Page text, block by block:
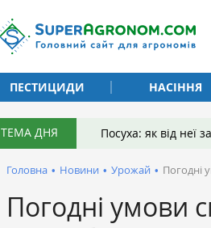
ПЕСТИЦИДИ
НАСІННЯ
ТЕМА ДНЯ Посуха: як від
Головна • Новини • Урожай • Погодні
Погодні умови